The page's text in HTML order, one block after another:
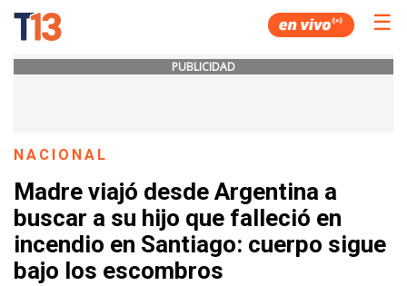
☰
PUBLICIDAD
NACIONAL
Madre viajó desde Argentina a
buscar a su hijo que falleció en
incendio en Santiago: cuerpo sigue
bajo los escombros